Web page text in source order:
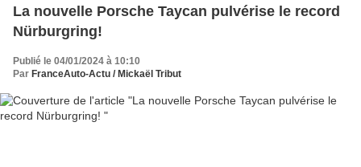
La nouvelle Porsche Taycan pulvérise le record
Nürburgring!
Publié le 04/01/2024 à 10:10
Par FranceAuto-Actu / Mickaël Tribut